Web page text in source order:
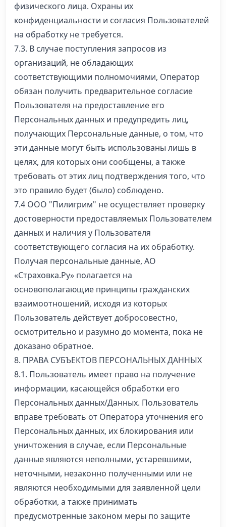
физического лица. Охраны их
конфиденциальности и согласия Пользователей
на обработку не требуется.
7.3. В случае поступления запросов из
организаций, не обладающих
соответствующими полномочиями, Оператор
обязан получить предварительное согласие
Пользователя на предоставление его
Персональных данных и предупредить лиц,
получающих Персональные данные, о том, что
эти данные могут быть использованы лишь в
целях, для которых они сообщены, а также
требовать от этих лиц подтверждения того, что
это правило будет (было) соблюдено.
7.4 ООО "Пилигрим" не осуществляет проверку
достоверности предоставляемых Пользователем
данных и наличия у Пользователя
соответствующего согласия на их обработку.
Получая персональные данные, АО
«Страховка.Ру» полагается на
основополагающие принципы гражданских
взаимоотношений, исходя из которых
Пользователь действует добросовестно,
осмотрительно и разумно до момента, пока не
доказано обратное.
8. ПРАВА СУБЪЕКТОВ ПЕРСОНАЛЬНЫХ ДАННЫХ
8.1. Пользователь имеет право на получение
информации, касающейся обработки его
Персональных данных/Данных. Пользователь
вправе требовать от Оператора уточнения его
Персональных данных, их блокирования или
уничтожения в случае, если Персональные
данные являются неполными, устаревшими,
неточными, незаконно полученными или не
являются необходимыми для заявленной цели
обработки, а также принимать
предусмотренные законом меры по защите